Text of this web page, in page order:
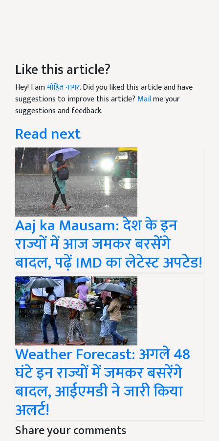
Like this article?
Hey! I amमोहित नागर. Did you liked this article and have
suggestions to improve this article? Mailme your
suggestions and feedback.
Read next
Aaj ka Mausam: देश के इन
राज्यों में आज जमकर बरसेंगे
बादल, पढ़ें IMD का लेटेस्ट अपटेड!
Weather Forecast: अगले 48
घंटे इन राज्यों में जमकर बसरेंगे
बादल, आईएमडी ने जारी किया
अलर्ट!
Share your comments